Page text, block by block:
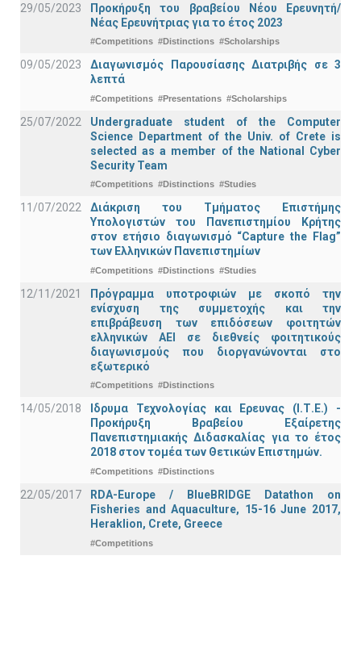
29/05/2023
Προκήρυξη του βραβείου Νέου Ερευνητή/
Νέας Ερευνήτριας για το έτος 2023
#Competitions #Distinctions #Scholarships
09/05/2023
Διαγωνισμός Παρουσίασης Διατριβής σε 3
λεπτά
#Competitions #Presentations #Scholarships
25/07/2022
Undergraduate student of the Computer
Science Department of the Univ. of Crete is
selected as a member of the National Cyber
Security Team
#Competitions #Distinctions #Studies
11/07/2022
Διάκριση του Τμήματος Επιστήμης
Υπολογιστών του Πανεπιστημίου Κρήτης
στον ετήσιο διαγωνισμό “Capture the Flag”
των Ελληνικών Πανεπιστημίων
#Competitions #Distinctions #Studies
12/11/2021
Πρόγραμμα υποτροφιών με σκοπό την
ενίσχυση της συμμετοχής και την
επιβράβευση των επιδόσεων φοιτητών
ελληνικών ΑΕΙ σε διεθνείς φοιτητικούς
διαγωνισμούς που διοργανώνονται στο
εξωτερικό
#Competitions #Distinctions
14/05/2018
Ιδρυμα Τεχνολογίας και Ερευνας (Ι.Τ.Ε.) -
Προκήρυξη Βραβείου Εξαίρετης
Πανεπιστημιακής Διδασκαλίας για το έτος
2018 στον τομέα των Θετικών Επιστημών.
#Competitions #Distinctions
22/05/2017
RDA-Europe / BlueBRIDGE Datathon on
Fisheries and Aquaculture, 15-16 June 2017,
Heraklion, Crete, Greece
#Competitions